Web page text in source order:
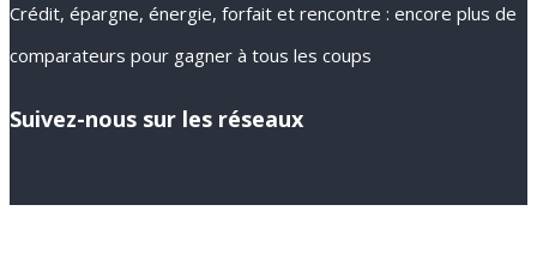
Crédit, épargne, énergie, forfait et rencontre : encore plus de
comparateurs pour gagner à tous les coups
Suivez-nous sur les réseaux